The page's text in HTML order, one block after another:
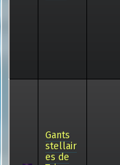
Gants
stellair
es de